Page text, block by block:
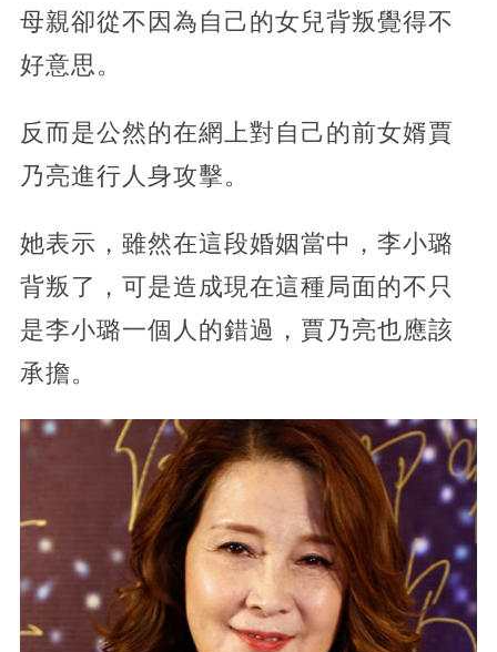
母親卻從不因為自己的女兒背叛覺得不
好意思。
反而是公然的在網上對自己的前女婿賈
乃亮進行人身攻擊。
她表示，雖然在這段婚姻當中，李小璐
背叛了，可是造成現在這種局面的不只
是李小璐一個人的錯過， 賈乃亮也應該
承擔。